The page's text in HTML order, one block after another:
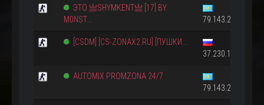
ЭТО 亗SHYMKENT亗 [17] BY
M0NST...
[CSDM] [CS-ZONAX2.RU] [ПУШКИ...
AUTOMIX PROMZONA 24/7